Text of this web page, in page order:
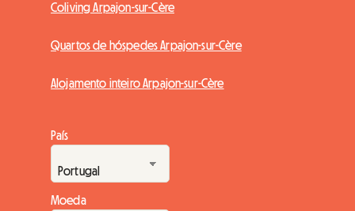
Coliving Arpajon-sur-Cère
Quartos de hóspedes Arpajon-sur-Cère
Alojamento inteiro Arpajon-sur-Cère
País
Moeda